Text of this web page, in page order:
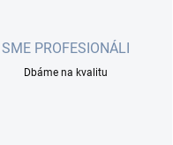
SME PROFESIONÁLI
Dbáme na kvalitu